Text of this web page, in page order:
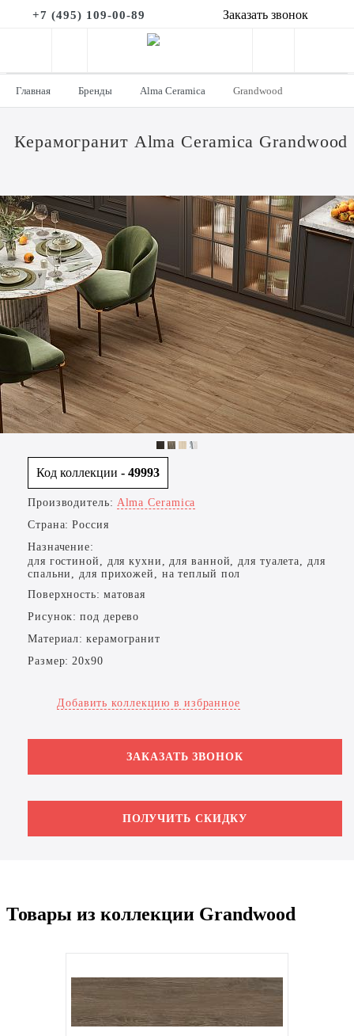
+7 (495) 109-00-89 Заказать звонок
Главная Бренды Alma Ceramica Grandwood
Керамогранит Alma Ceramica Grandwood
Код коллекции - 49993
Производитель: Alma Ceramica
Страна: Россия
Назначение:
для гостиной, для кухни, для ванной, для туалета, для
спальни, для прихожей, на теплый пол
Поверхность: матовая
Рисунок: под дерево
Материал: керамогранит
Размер: 20x90
Добавить коллекцию в избранное
ЗАКАЗАТЬ ЗВОНОК
ПОЛУЧИТЬ СКИДКУ
Товары из коллекции Grandwood